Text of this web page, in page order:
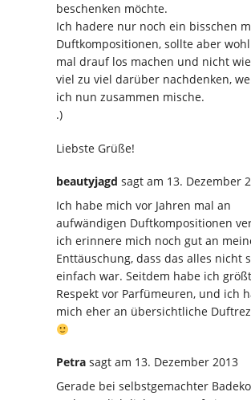
beschenken möchte.
Ich hadere nur noch ein bisschen
Duftkompositionen, sollte aber
mal drauf los machen und nicht
viel zu viel darüber nachdenken,
ich nun zusammen mische.
.)
Liebste Grüße!
beautyjagd sagt am 13. Dezember
Ich habe mich vor Jahren mal an
aufwändigen Duftkompositionen
ich erinnere mich noch gut an
Enttäuschung, dass das alles nicht
einfach war. Seitdem habe ich
Respekt vor Parfümeuren, und ich
mich eher an übersichtliche
Petra sagt am 13. Dezember 2013
Gerade bei selbstgemachter